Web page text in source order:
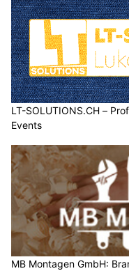
LT-SOLUTIONS.CH –
Events
MB Montagen GmbH: